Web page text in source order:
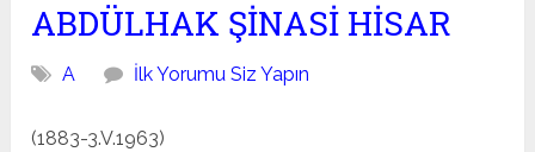
ABDÜLHAK ŞİNASİ HİSAR
A İlk Yorumu Siz Yapın
(1883-3.V.1963)